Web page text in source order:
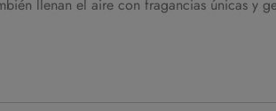
llenan el aire con fragancias únicas y